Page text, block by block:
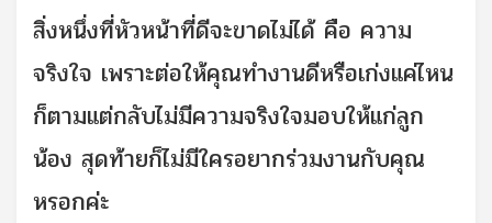
สิ่งหนึ่งที่หัวหน้าที่ดีจะขาดไม่ได้ คือ ความ
จริงใจ เพราะต่อให้คุณทำงานดีหรือเก่งแค่ไหน
ก็ตามแต่กลับไม่มีความจริงใจมอบให้แก่ลูก
น้อง สุดท้ายก็ไม่มีใครอยากร่วมงานกับคุณ
หรอกค่ะ